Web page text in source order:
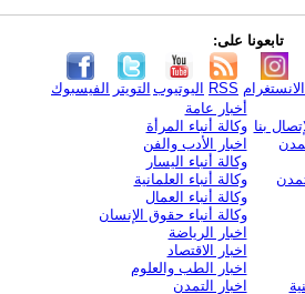
تابعونا على:
الفيسبوك التويتر اليوتيوب RSS الانستغرام
بنا
أخبار عامة
وكالة أنباء المرأة
اخبار الأدب والفن
وكالة أنباء اليسار
وكالة أنباء العلمانية
وكالة أنباء العمال
وكالة أنباء حقوق الإنسان
اخبار الرياضة
اخبار الاقتصاد
اخبار الطب والعلوم
اخبار التمدن